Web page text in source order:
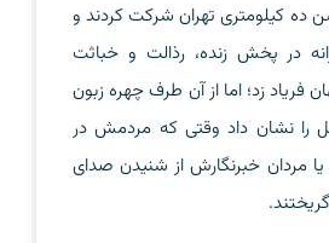
ده کیلومتری تهران شرکت کردند و
در پخش زنده، رذالت و خباثت
فریاد زد؛ اما از آن طرف چهره زبون
را نشان داد وقتی که مردمش در
یا مردان خبرنگارش از شنیدن صدای